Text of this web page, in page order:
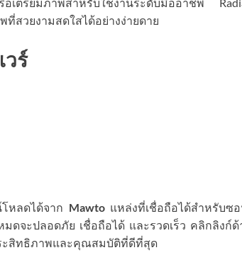
สวยงามสดใสได้อย่างง่ายดาย
ร์
หลดได้จาก Mawtoแหล่งที่เชื่อถือได้สำหรับซ
ดจะปลอดภัย เชื่อถือได้ และรวดเร็ว คลิกลิงก์ด้
ะสิทธิภาพและคุณสมบัติที่ดีที่สุด